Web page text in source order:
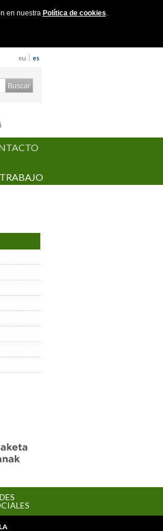
en nuestra Política de cookies.
eu es